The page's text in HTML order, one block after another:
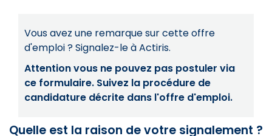
Vous avez une remarque sur cette offre
d'emploi ? Signalez-le à Actiris.
Attention vous ne pouvez pas postuler via
ce formulaire. Suivez la procédure de
candidature décrite dans l'offre d'emploi.
Quelle est la raison de votre signalement ?